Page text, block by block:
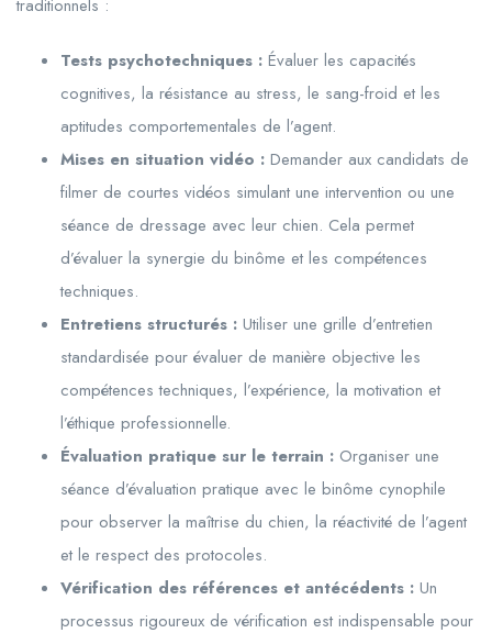
traditionnels :
Tests psychotechniques : Évaluer les capacités
cognitives, la résistance au stress, le sang-froid et les
aptitudes comportementales de l’agent.
Mises en situation vidéo : Demander aux candidats de
filmer de courtes vidéos simulant une intervention ou une
séance de dressage avec leur chien. Cela permet
d’évaluer la synergie du binôme et les compétences
techniques.
Entretiens structurés : Utiliser une grille d’entretien
standardisée pour évaluer de manière objective les
compétences techniques, l’expérience, la motivation et
l’éthique professionnelle.
Évaluation pratique sur le terrain : Organiser une
séance d’évaluation pratique avec le binôme cynophile
pour observer la maîtrise du chien, la réactivité de l’agent
et le respect des protocoles.
Vérification des références et antécédents : Un
processus rigoureux de vérification est indispensable pour